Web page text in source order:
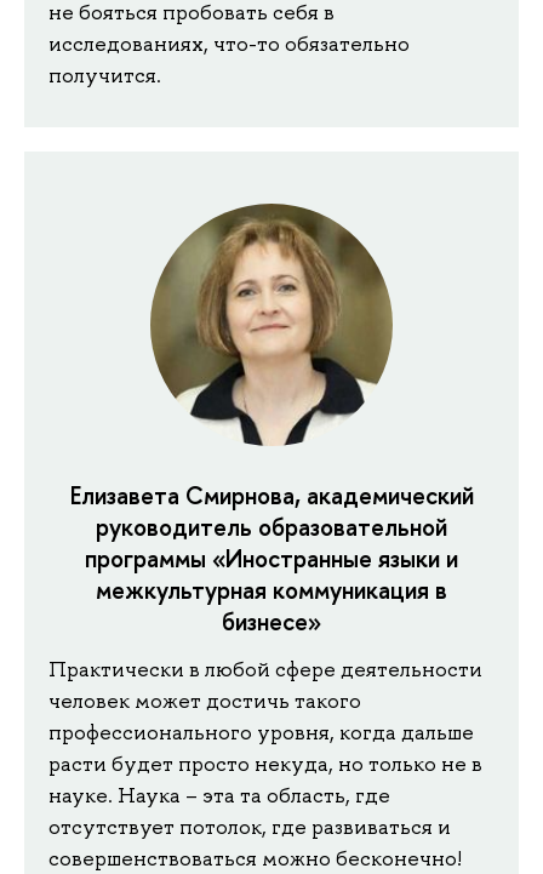
не бояться пробовать себя в
исследованиях, что-то обязательно
получится.
Елизавета Смирнова, академический
руководитель образовательной
программы «Иностранные языки и
межкультурная коммуникация в
бизнесе»
Практически в любой сфере деятельности
человек может достичь такого
профессионального уровня, когда дальше
расти будет просто некуда, но только не в
науке. Наука – эта та область, где
отсутствует потолок, где развиваться и
совершенствоваться можно бесконечно!